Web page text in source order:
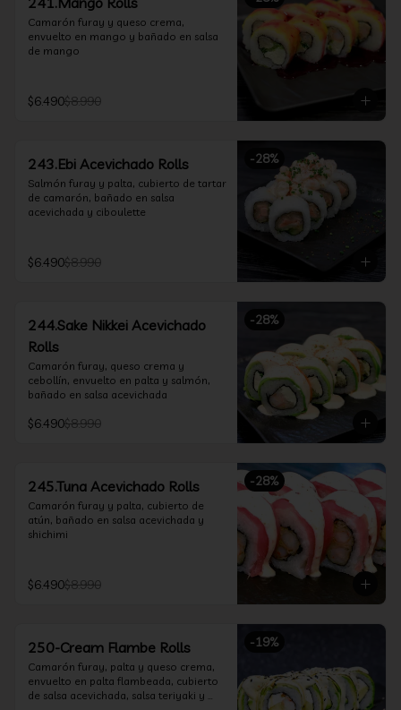
Camarón furay y queso crema,
envuelto en mango y bañado en salsa
de mango
$6.490$8.990
-28%
243.Ebi Acevichado Rolls
Salmón furay y palta, cubierto de tartar
de camarón, bañado en salsa
acevichada y ciboulette
$6.490$8.990
-28%
244.Sake Nikkei Acevichado
Rolls
Camarón furay, queso crema y
cebollín, envuelto en palta y salmón,
bañado en salsa acevichada
$6.490$8.990
-28%
245.Tuna Acevichado Rolls
Camarón furay y palta, cubierto de
atún, bañado en salsa acevichada y
shichimi
$6.490$8.990
-19%
250-Cream Flambe Rolls
Camarón furay, palta y queso crema,
envuelto en palta flambeada, cubierto
de salsa acevichada, salsa teriyaki y